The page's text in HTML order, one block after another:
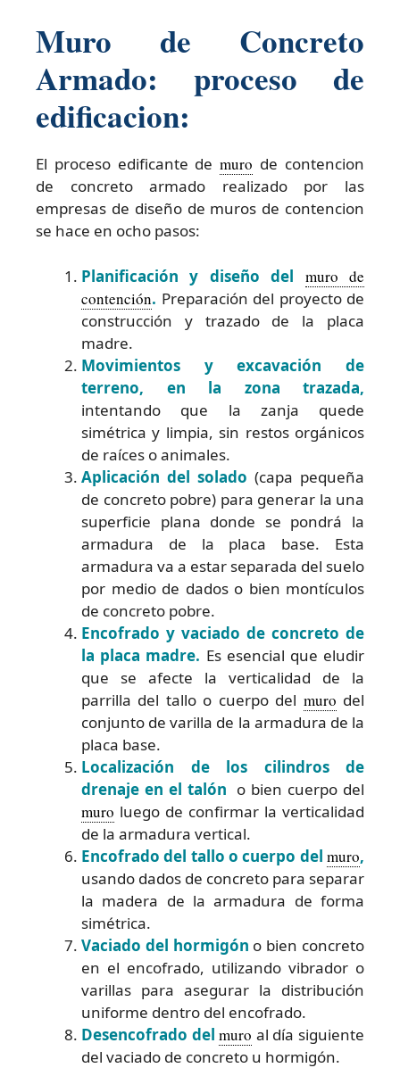
Muro de Concreto
Armado: proceso de
edificacion:
El proceso edificante demuro de contencion
de concreto armado realizado por las
empresas de diseño de muros de contencion
se hace en ocho pasos:
Planificación y diseño del muro de
contención. Preparación del proyecto de
construcción y trazado de la placa
madre.
Movimientos y excavación de
terreno, en la zona trazada,
intentando que la zanja quede
simétrica y limpia, sin restos orgánicos
de raíces o animales.
Aplicación del solado (capa pequeña
de concreto pobre) para generar la una
superficie plana donde se pondrá la
armadura de la placa base. Esta
armadura va a estar separada del suelo
por medio de dados o bien montículos
de concreto pobre.
Encofrado y vaciado de concreto de
la placa madre. Es esencial que eludir
que se afecte la verticalidad de la
parrilla del tallo o cuerpo del muro del
conjunto de varilla de la armadura de la
placa base.
Localización de los cilindros de
drenaje en el talón o bien cuerpo del
muro luego de confirmar la verticalidad
de la armadura vertical.
Encofrado del tallo o cuerpo del muro,
usando dados de concreto para separar
la madera de la armadura de forma
simétrica.
Vaciado del hormigón o bien concreto
en el encofrado, utilizando vibrador o
varillas para asegurar la distribución
uniforme dentro del encofrado.
Desencofrado delmuro al día siguiente
del vaciado de concreto u hormigón.